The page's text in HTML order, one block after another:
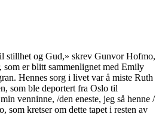
stillhet og Gud,» skrev Gunvor Hofmo,
er blitt sammenlignet med Emily
Hennes sorg i livet var å miste Ruth
som ble deportert fra Oslo til
venninne, /den eneste, jeg så henne /
som kretser om dette tapet i resten av